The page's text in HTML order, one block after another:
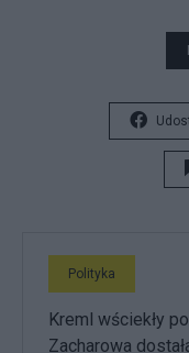
Polityka
Kreml wściekły
Zacharowa